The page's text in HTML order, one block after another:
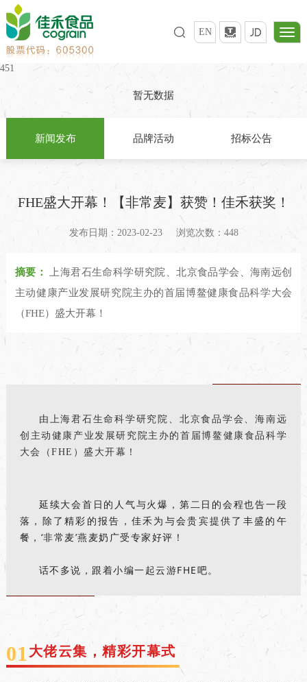
EN
451
暂无数据
新闻发布 品牌活动 招标公告
FHE盛大开幕！【非常麦】获赞！佳禾获奖！
发布日期：2023-02-23 浏览次数：448
摘要：
上海君石生命科学研究院、北京食品学会、海南远创
主动健康产业发展研究院主办的首届博鳌健康食品科学大会
（FHE）盛大开幕！
由上海君石生命科学研究院、北京食品学会、海南远
创主动健康产业发展研究院主办的首届博鳌健康食品科学
大会（FHE）盛大开幕！
延续大会首日的人气与火爆，第二日的会程也告一段
落，除了精彩的报告，佳禾为与会贵宾提供了丰盛的午
餐，‘非常麦’燕麦奶广受专家好评！
话不多说，跟着小编一起云游FHE吧。
01 大佬云集，精彩开幕式